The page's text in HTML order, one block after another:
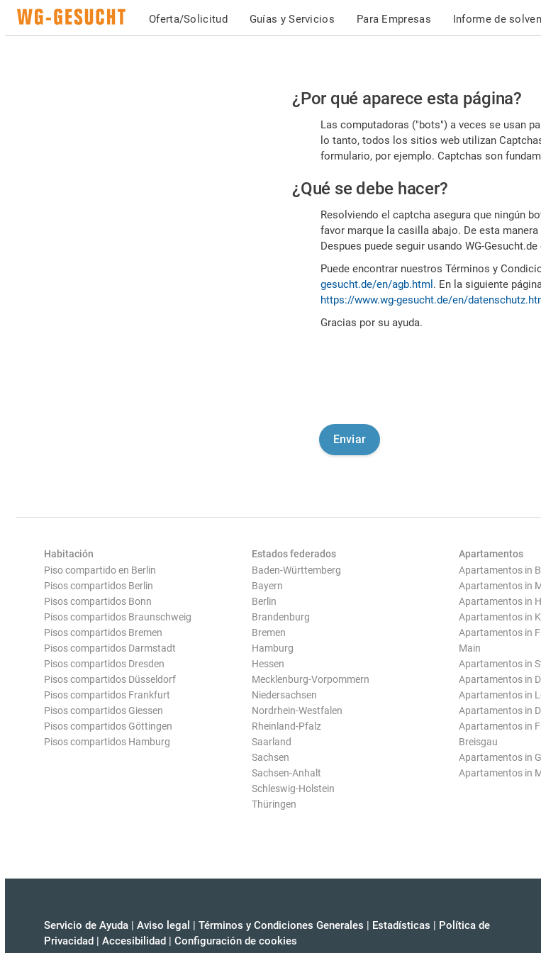
Oferta/Solicitud Guías y Servicios Para Empresas Informe de
Por
favor,
confirme
es
humano
¿Por qué aparece esta página?
Las computadoras ("bots") a veces se usan
lo tanto, todos los sitios web utilizan
formulario, por ejemplo. Captchas son
¿Qué se debe hacer?
Resolviendo el captcha asegura que ningún
favor marque la casilla abajo. De esta
Despues puede seguir usando WG-
Puede encontrar nuestros Términos y
gesucht.de/en/agb.html . En la siguiente
https://www.wg-gesucht.de/en/
Gracias por su ayuda.
Habitación
Piso compartido en Berlin
Pisos compartidos Berlin
Pisos compartidos Bonn
Pisos compartidos Braunschweig
Pisos compartidos Bremen
Pisos compartidos Darmstadt
Pisos compartidos Dresden
Pisos compartidos Düsseldorf
Pisos compartidos Frankfurt
Pisos compartidos Giessen
Pisos compartidos Göttingen
Pisos compartidos Hamburg
Estados federados
Baden-Württemberg
Bayern
Berlin
Brandenburg
Bremen
Hamburg
Hessen
Mecklenburg-Vorpommern
Niedersachsen
Nordrhein-Westfalen
Rheinland-Pfalz
Saarland
Sachsen
Sachsen-Anhalt
Schleswig-Holstein
Thüringen
Apartamentos
Apartamentos in
Apartamentos in
Apartamentos in
Apartamentos in
Apartamentos in
Main
Apartamentos in
Apartamentos in
Apartamentos in
Apartamentos in
Apartamentos in
Breisgau
Apartamentos in
Apartamentos in
Servicio de Ayuda | Aviso legal | Términos y Condiciones Generales | Estadísticas | Política de
Privacidad | Accesibilidad | Configuración de cookies